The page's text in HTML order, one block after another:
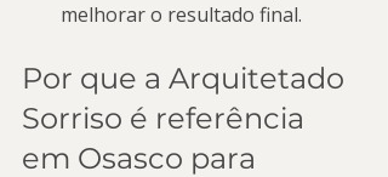
melhorar o resultado final.
Por que a Arquitetado
Sorriso é referência
em Osasco para